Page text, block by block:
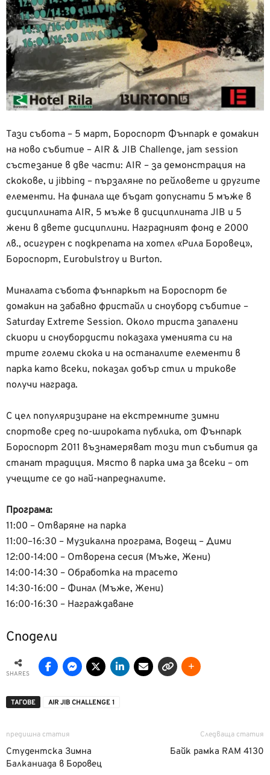
Тази събота – 5 март, Бороспорт Фънпарк е домакин
на ново събитие – AIR & JIB Challenge, jam session
състезание в две части: AIR – за демонстрация на
скокове, и jibbing – пързаляне по рейловете и другите
елементи. На финала ще бъдат допуснати 5 мъже в
дисциплината AIR, 5 мъже в дисциплината JIB и 5
жени в двете дисциплини. Наградният фонд е 2000
лв., осигурен с подкрепата на хотел «Рила Боровец»,
Бороспорт, Eurobulstroy и Burton.
Mиналата събота фънпаркьт на Бороспорт бе
домакин на забавно фристайл и сноуборд събитие –
Saturday Extreme Session. Около триста запалени
скиори и сноубордисти показаха уменията си на
трите големи скока и на останалите елементи в
парка като всеки, показал добър стил и трикове
получи награда.
С цел популяризиране на екстремните зимни
спортове сред по-широката публика, oт Фънпарк
Бороспорт 2011 възнамеряват този тип събития да
станат традиция. Място в парка има за всеки – от
учещите се до най-напредналите.
Програма:
11:00 – Отваряне на парка
11:00–16:30 – Музикална програма, Водещ – Дими
12:00-14:00 – Отворена сесия (Мъже, Жени)
14:00-14:30 – Обработка на трасето
14:30-16:00 – Финал (Мъже, Жени)
16:00-16:30 – Награждаване
Сподели
SHARES
ТАГОВЕ AIR JIB CHALLENGE 1
предишна статия
Студентска Зимна
Балканиада в Боровец
Следваща статия
Байк рамка RAM 4130